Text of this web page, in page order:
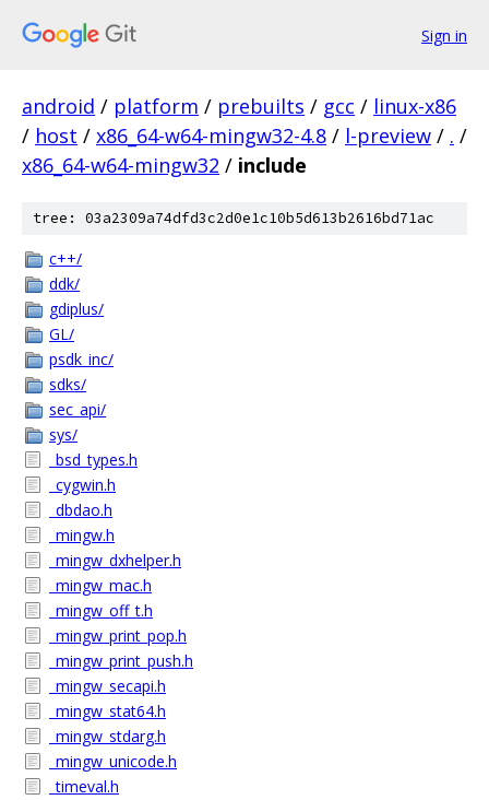
Sign in
android / platform / prebuilts / gcc / linux-x86
/ host / x86_64-w64-mingw32-4.8 / l-preview / . /
x86_64-w64-mingw32 / include
tree: 03a2309a74dfd3c2d0e1c10b5d613b2616bd71ac
c++/
ddk/
gdiplus/
GL/
psdk_inc/
sdks/
sec_api/
sys/
_bsd_types.h
_cygwin.h
_dbdao.h
_mingw.h
_mingw_dxhelper.h
_mingw_mac.h
_mingw_off_t.h
_mingw_print_pop.h
_mingw_print_push.h
_mingw_secapi.h
_mingw_stat64.h
_mingw_stdarg.h
_mingw_unicode.h
_timeval.h